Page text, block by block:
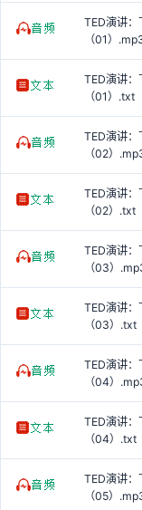
TED演讲：
（01）
TED演讲：
（01）.txt
TED演讲：
（02）
TED演讲：
（02）.txt
TED演讲：
（03）
TED演讲：
（03）.txt
TED演讲：
（04）
TED演讲：
（04）.txt
TED演讲：
（05）